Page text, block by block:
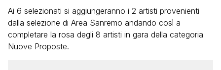
Ai 6 selezionati si aggiungeranno i 2 artisti provenienti
dalla selezione di Area Sanremo andando così a
completare la rosa degli 8 artisti in gara della categoria
Nuove Proposte.